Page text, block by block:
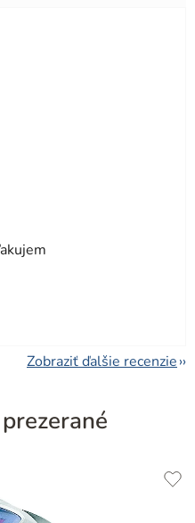
Zobraziť ďalšie recenzie